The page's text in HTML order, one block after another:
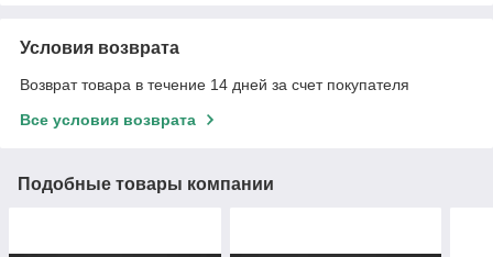
Условия возврата
Возврат товара в течение 14 дней за счет покупателя
Все условия возврата
Подобные товары компании